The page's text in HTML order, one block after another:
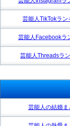
芸能人TikTokラン
芸能人Facebookラ
芸能人Threadsラ
芸能人の結婚ま